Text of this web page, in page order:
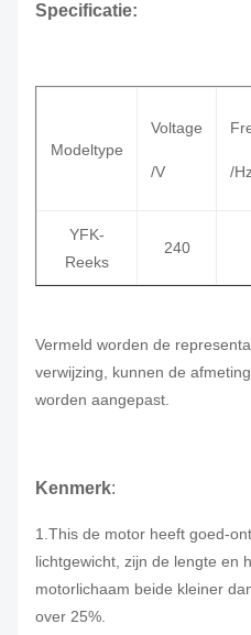
Specificatie:
Modeltype
Voltage
/V /
YFK-
Reeks
240
Vermeld worden de
verwijzing, kunnen de
worden aangepast.
Kenmerk:
1.This de motor heeft goed-
lichtgewicht, zijn de lengte en
motorlichaam beide kleiner
over 25%.